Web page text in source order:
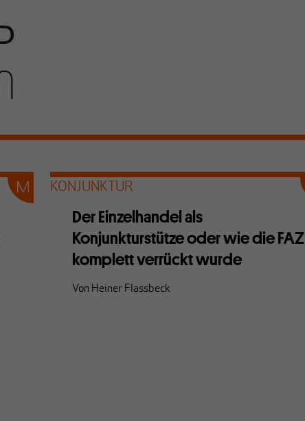
KONJUNKTUR
Der Einzelhandel als
Konjunkturstütze oder wie die FAZ
komplett verrückt wurde
Von Heiner Flassbeck